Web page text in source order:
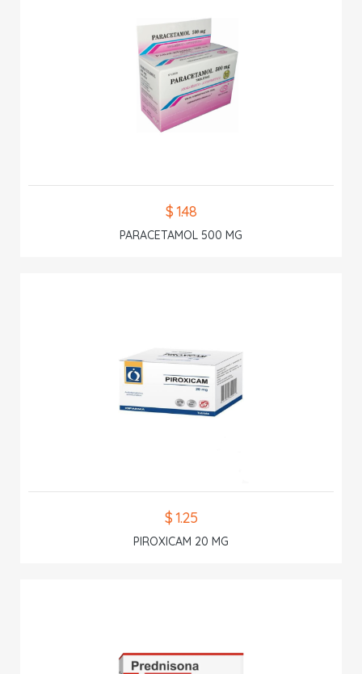
$ 1.48
PARACETAMOL 500 MG
$ 1.25
PIROXICAM 20 MG